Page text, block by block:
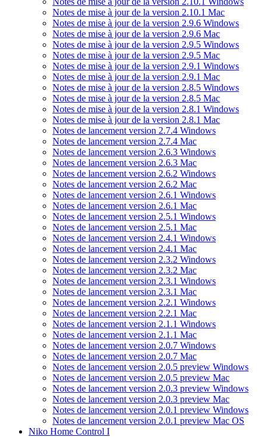
Notes de mise à jour de la version 2.10.1 Mac
Notes de mise à jour de la version 2.9.6 Windows
Notes de mise à jour de la version 2.9.6 Mac
Notes de mise à jour de la version 2.9.5 Windows
Notes de mise à jour de la version 2.9.5 Mac
Notes de mise à jour de la version 2.9.1 Windows
Notes de mise à jour de la version 2.9.1 Mac
Notes de mise à jour de la version 2.8.5 Windows
Notes de mise à jour de la version 2.8.5 Mac
Notes de mise à jour de la version 2.8.1 Windows
Notes de mise à jour de la version 2.8.1 Mac
Notes de lancement version 2.7.4 Windows
Notes de lancement version 2.7.4 Mac
Notes de lancement version 2.6.3 Windows
Notes de lancement version 2.6.3 Mac
Notes de lancement version 2.6.2 Windows
Notes de lancement version 2.6.2 Mac
Notes de lancement version 2.6.1 Windows
Notes de lancement version 2.6.1 Mac
Notes de lancement version 2.5.1 Windows
Notes de lancement version 2.5.1 Mac
Notes de lancement version 2.4.1 Windows
Notes de lancement version 2.4.1 Mac
Notes de lancement version 2.3.2 Windows
Notes de lancement version 2.3.2 Mac
Notes de lancement version 2.3.1 Windows
Notes de lancement version 2.3.1 Mac
Notes de lancement version 2.2.1 Windows
Notes de lancement version 2.2.1 Mac
Notes de lancement version 2.1.1 Windows
Notes de lancement version 2.1.1 Mac
Notes de lancement version 2.0.7 Windows
Notes de lancement version 2.0.7 Mac
Notes de lancement version 2.0.5 preview Windows
Notes de lancement version 2.0.5 preview Mac
Notes de lancement version 2.0.3 preview Windows
Notes de lancement version 2.0.3 preview Mac
Notes de lancement version 2.0.1 preview Windows
Notes de lancement version 2.0.1 preview Mac OS
Niko Home Control I